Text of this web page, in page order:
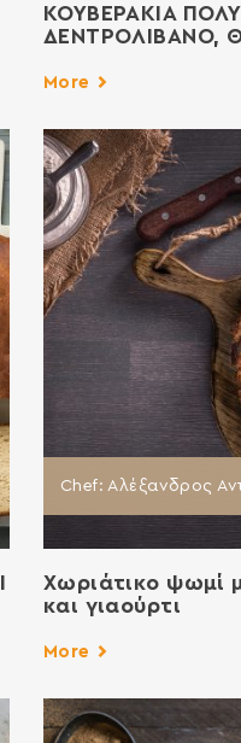
ΚΟΥΒΕΡΑΚΙΑ
ΔΕΝΤΡΟΛΙΒΑΝΟ,
More
Chef: Aλέξανδρος
Χωριάτικο ψωμί
και γιαούρτι
More